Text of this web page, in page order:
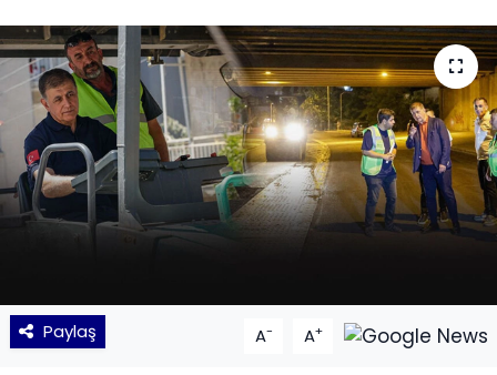
Paylaş A- A+
Siyaset
SPOR
TEKNOLOJİ
Yaşam
YEREL POLİTİKA
YEREL YÖNETİMLER